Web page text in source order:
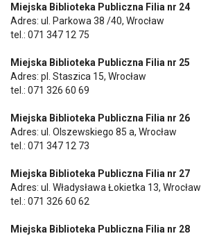
Miejska Biblioteka Publiczna Filia nr 24
Adres: ul. Parkowa 38 /40, Wrocław
tel.: 071 347 12 75
Miejska Biblioteka Publiczna Filia nr 25
Adres: pl. Staszica 15, Wrocław
tel.: 071 326 60 69
Miejska Biblioteka Publiczna Filia nr 26
Adres: ul. Olszewskiego 85 a, Wrocław
tel.: 071 347 12 73
Miejska Biblioteka Publiczna Filia nr 27
Adres: ul. Władysława Łokietka 13, Wrocław
tel.: 071 326 60 62
Miejska Biblioteka Publiczna Filia nr 28